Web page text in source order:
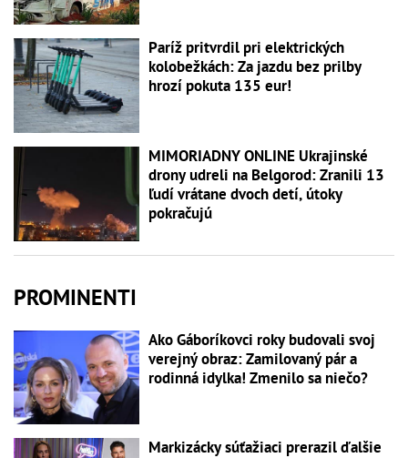
Paríž pritvrdil pri elektrických
kolobežkách: Za jazdu bez prilby
hrozí pokuta 135 eur!
MIMORIADNY ONLINE Ukrajinské
drony udreli na Belgorod: Zranili 13
ľudí vrátane dvoch detí, útoky
pokračujú
PROMINENTI
Ako Gáboríkovci roky budovali svoj
verejný obraz: Zamilovaný pár a
rodinná idylka! Zmenilo sa niečo?
Markizácky súťažiaci prerazil ďalšie